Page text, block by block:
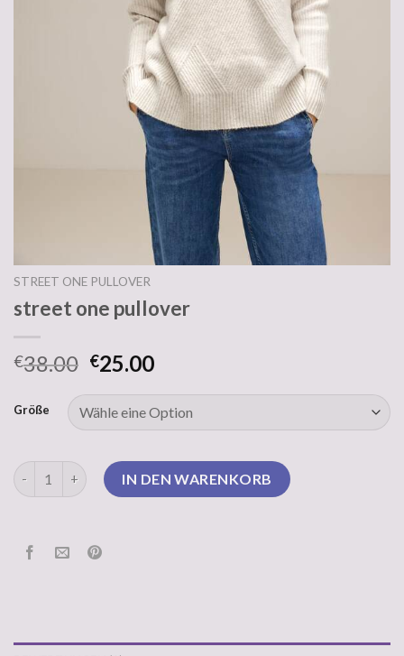
STREET ONE PULLOVER
street one pullover
€38.00 €25.00
Größe
street one pullover MengeIN DEN WARENKORB